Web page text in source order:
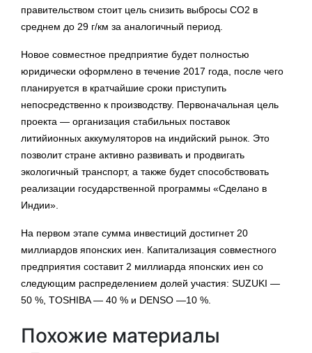
правительством стоит цель снизить выбросы CO2 в
среднем до 29 г/км за аналогичный период.
Новое совместное предприятие будет полностью
юридически оформлено в течение 2017 года, после чего
планируется в кратчайшие сроки приступить
непосредственно к производству. Первоначальная цель
проекта — организация стабильных поставок
литийионных аккумуляторов на индийский рынок. Это
позволит стране активно развивать и продвигать
экологичный транспорт, а также будет способствовать
реализации государственной программы «Сделано в
Индии».
На первом этапе сумма инвестиций достигнет 20
миллиардов японских иен. Капитализация совместного
предприятия составит 2 миллиарда японских иен со
следующим распределением долей участия: SUZUKI —
50 %, TOSHIBA — 40 % и DENSO —10 %.
Похожие материалы